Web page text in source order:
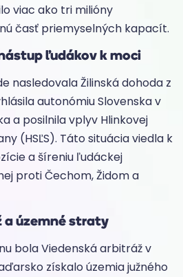
viac ako tri milióny
časť priemyselných kapacít.
ľudákov k moci
nasledovala Žilinská dohoda z
autonómiu Slovenska v
a posilnila vplyv Hlinkovej
(HSĽS). Táto situácia viedla k
a šíreniu ľudáckej
proti Čechom, Židom a
a územné straty
bola Viedenská arbitráž v
získalo územia južného